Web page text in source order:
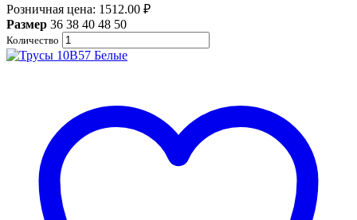
Розничная цена: 1512.00 ₽
Размер 36 38 40 48 50
Количество